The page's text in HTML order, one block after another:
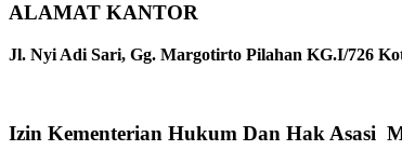
ALAMAT KANTOR
Jl. Nyi Adi Sari, Gg. Margotirto Pilahan KG.I/726
Izin Kementerian Hukum Dan Hak Asasi